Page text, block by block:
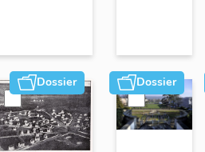
Dossier Dossier